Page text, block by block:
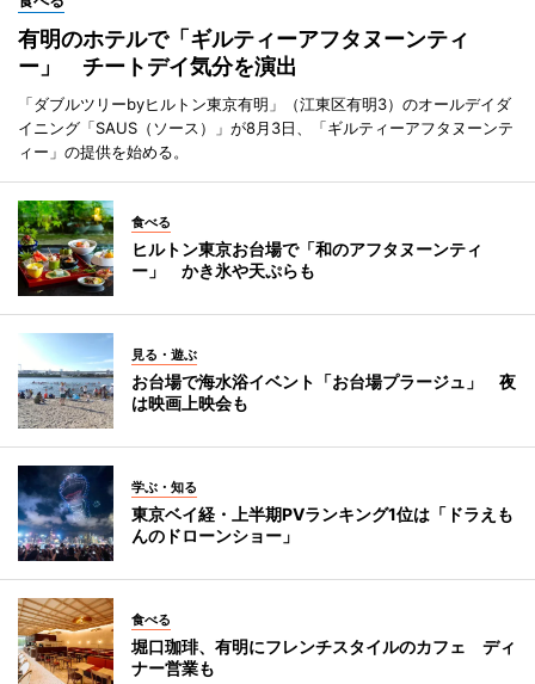
有明のホテルで「ギルティーアフタヌーンティ
ー」 チートデイ気分を演出
「ダブルツリーbyヒルトン東京有明」（江東区有明3）のオールデイダ
イニング「SAUS（ソース）」が8月3日、「ギルティーアフタヌーンテ
ィー」の提供を始める。
食べる
ヒルトン東京お台場で「和のアフタヌーンティ
ー」 かき氷や天ぷらも
見る・遊ぶ
お台場で海水浴イベント「お台場プラージュ」 夜
は映画上映会も
学ぶ・知る
東京ベイ経・上半期PVランキング1位は「ドラえも
んのドローンショー」
食べる
堀口珈琲、有明にフレンチスタイルのカフェ ディ
ナー営業も